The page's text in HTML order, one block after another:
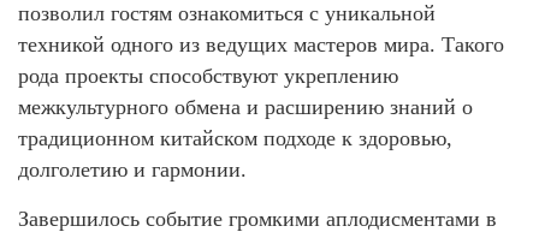
позволил гостям ознакомиться с уникальной
техникой одного из ведущих мастеров мира. Такого
рода проекты способствуют укреплению
межкультурного обмена и расширению знаний о
традиционном китайском подходе к здоровью,
долголетию и гармонии.
Завершилось событие громкими аплодисментами в